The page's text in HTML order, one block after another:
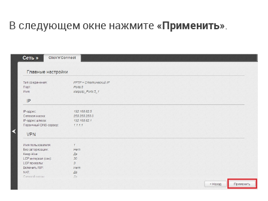
В следующем окне нажмите «Применить».